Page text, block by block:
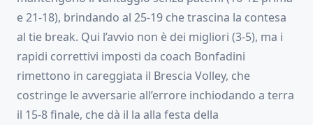
e 21-18), brindando al 25-19 che trascina la contesa
al tie break. Qui l’avvio non è dei migliori (3-5), ma i
rapidi correttivi imposti da coach Bonfadini
rimettono in careggiata il Brescia Volley, che
costringe le avversarie all’errore inchiodando a terra
il 15-8 finale, che dà il la alla festa della